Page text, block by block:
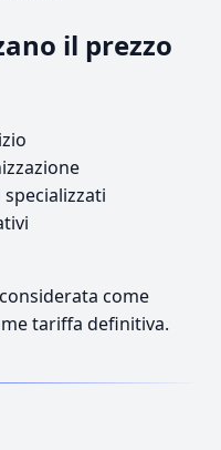
il prezzo
come
tariffa definitiva.